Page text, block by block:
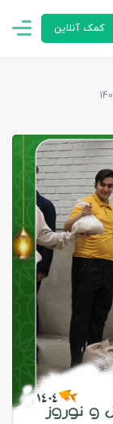
کمک آنلاین